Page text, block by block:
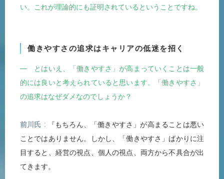
い。これが理論的にも証明されているということですね。
働きやすさの追求はキャリアの低迷を招く
― とはいえ、「働きやすさ」が高まっていくことは一般
的には良いと考えられていると思います。「働きやすさ」
の追求はなぜダメなのでしょうか？
前川氏
『もちろん、「働きやすさ」が高まることは悪い
ことではありません。しかし、「働きやすさ」ばかりに注
目すると、経営の視点、個人の視点、両方から不具合が出
てきます。